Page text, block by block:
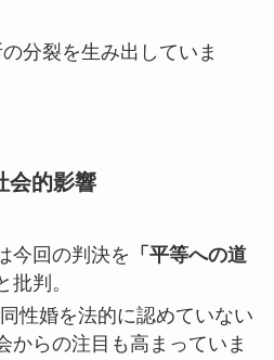
分裂を生み出していま
会的影響
今回の判決を 「平等への道
批判。
性婚を法的に認めていない
からの注目も高まっていま